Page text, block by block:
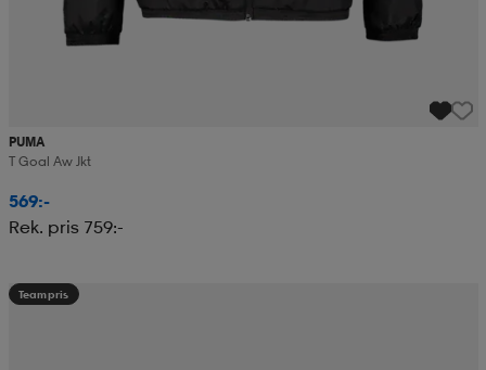
PUMA
T Goal Aw Jkt
569:-
Rek. pris 759:-
Teampris